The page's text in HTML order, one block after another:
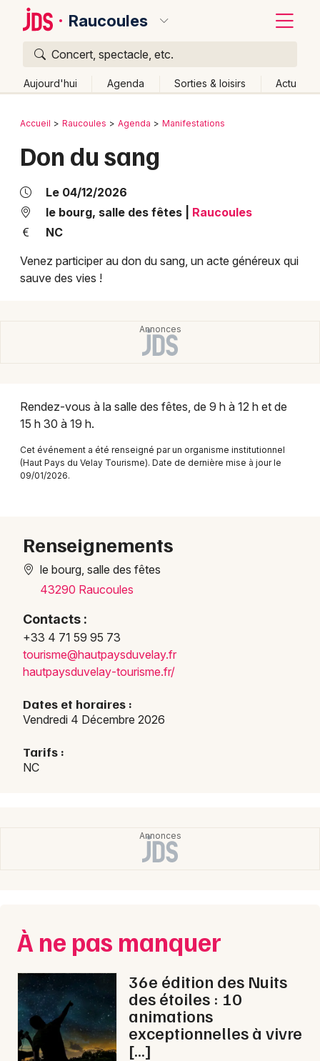
Raucoules
Concert, spectacle, etc.
Aujourd'hui Agenda Sorties & loisirs Actu
Publier un événement
Grands événements
Manifestations
Sports
Soirées
Sorties & loisirs
Manifestations en Auvergne
Manifestations en Auvergne-Rhône-Alpes
Newsletter des sorties
Artistes en tournée
43 - Haute-Loire
Mon email
Bordeaux
Lille
Lyon
Marseille
Paris
Strasbourg
Toulouse
Retour
Accueil Raucoules Agenda Manifestations
Don du sang
Le 04/12/2026
le bourg, salle des fêtes
Raucoules
NC
Venez participer au don du sang, un acte généreux qui
sauve des vies !
Rendez-vous à la salle des fêtes, de 9 h à 12 h et de
15 h 30 à 19 h.
Cet événement a été renseigné par un organisme institutionnel
(Haut Pays du Velay Tourisme). Date de dernière mise à jour le
09/01/2026.
Renseignements
le bourg, salle des fêtes
43290 Raucoules
Contacts :
+33 4 71 59 95 73
tourisme@hautpaysduvelay.fr
hautpaysduvelay-tourisme.fr/
Dates et horaires :
Vendredi 4 Décembre 2026
Tarifs :
NC
À ne pas manquer
36e édition des Nuits
des étoiles : 10
animations
exceptionnelles à vivre
[…]
Quoi ?
Où ?
Partout
Près de moi Changer de lieu
Quand ?
Aujourd'hui
Demain Ce week-end Autre